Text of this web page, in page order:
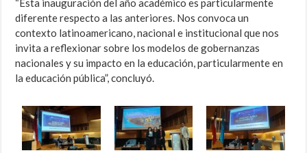
“Esta inauguración del año académico es particularmente
diferente respecto a las anteriores. Nos convoca un
contexto latinoamericano, nacional e institucional que nos
invita a reflexionar sobre los modelos de gobernanzas
nacionales y su impacto en la educación, particularmente en
la educación pública”, concluyó.